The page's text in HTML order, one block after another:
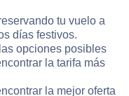
tu vuelo a
días festivos.
opciones posibles
la tarifa más
la mejor oferta